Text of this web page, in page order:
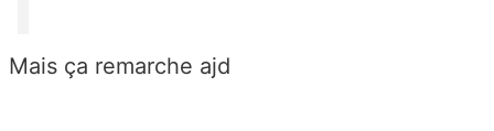
Mais ça remarche ajd